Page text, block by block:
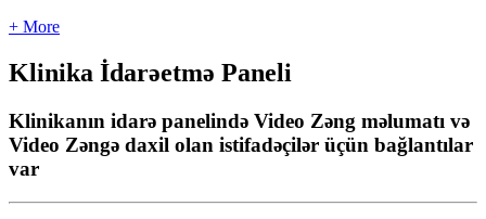
+ More
Klinika İdarəetmə Paneli
Klinikanın idarə panelində Video Zəng məlumatı və
Video Zəngə daxil olan istifadəçilər üçün bağlantılar
var